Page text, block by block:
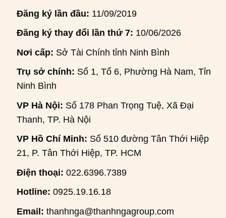
Đăng ký lần đầu: 11/09/2019
Đăng ký thay đổi lần thứ 7: 10/06/2026
Nơi cấp: Sở Tài Chính tỉnh Ninh Bình
Trụ sở chính: Số 1, Tổ 6, Phường Hà Nam, Tỉnh
Ninh Bình
VP Hà Nội: Số 178 Phan Trọng Tuệ, Xã Đại
Thanh, TP. Hà Nội
VP Hồ Chí Minh: Số 510 đường Tân Thới Hiệp
21, P. Tân Thới Hiệp, TP. HCM
Điện thoại: 022.6396.7389
Hotline: 0925.19.16.18
Email: thanhnga@thanhngagroup.com